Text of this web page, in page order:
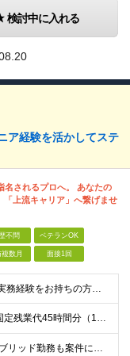
検討中に入れる
経験を活かしてステ
名されるプロへ。 あなたの
「上流キャリア」へ繋げませ
不問 ベテランOK
複数月 面接1回
◆ITエンジニアとしての実務経験をお持ちの方（目安:5年以上） ※コンサルタント実務未経験OK ◆学歴不問 ＜こんな方は特に歓迎します＞ ・上流工程にチャレンジし、市場価値を高めたい方 ・受け身では
月給40万円～60万円 ※固定残業代45時間分（10万4,100円～15万6,100円）含む。超過分は全額支給。 ※経験・スキル・前職給与を考慮のうえ決定します。 ※試用期間3ヶ月あり。期間中の待遇に
★リモートワーク・ハイブリッド勤務も案件により相談可能（案件により出社が必要な場合があります） ★希望がない限り転勤なし ■本社 東京都港区三田3丁目9番11号 RandL TAKANAWA GA